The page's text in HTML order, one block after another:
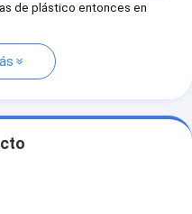
de plástico entonces en